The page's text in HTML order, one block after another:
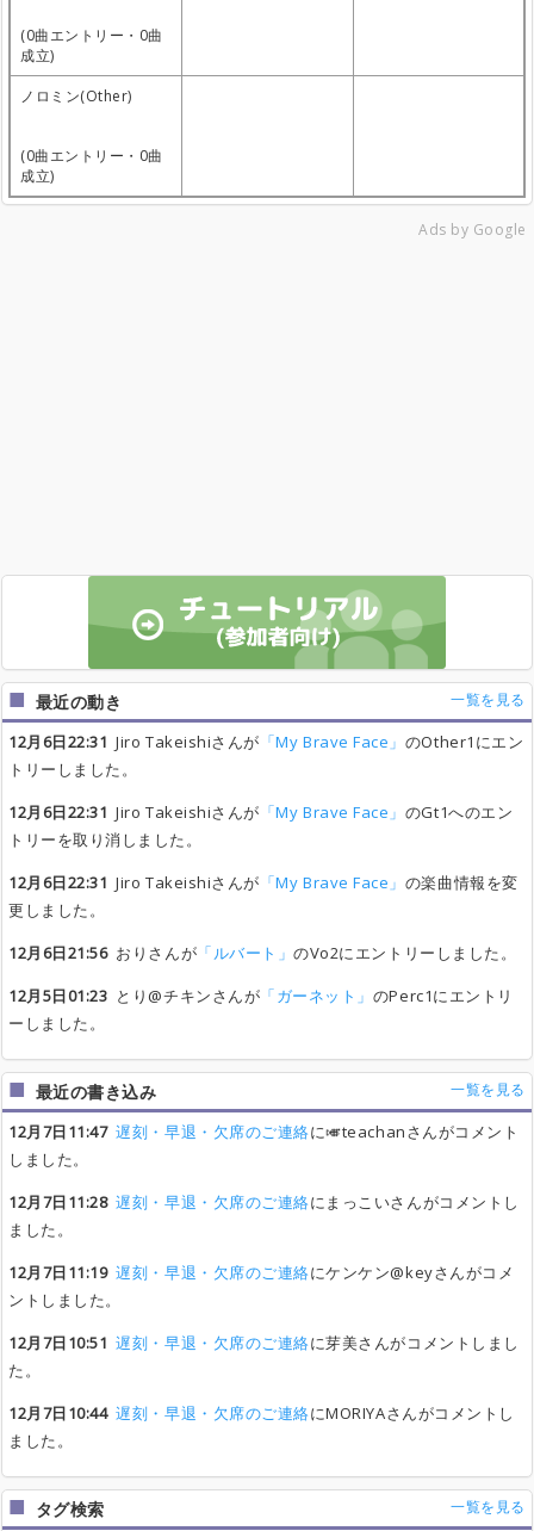
(0曲エントリー・0曲
成立)
ノロミン(Other)
(0曲エントリー・0曲
成立)
Ads by Google
最近の動き 一覧を見る
12月6日22:31 Jiro Takeishiさんが 「My Brave Face」 のOther1にエン
トリーしました。
12月6日22:31 Jiro Takeishiさんが 「My Brave Face」 のGt1へのエン
トリーを取り消しました。
12月6日22:31 Jiro Takeishiさんが 「My Brave Face」 の楽曲情報を変
更しました。
12月6日21:56おりさんが 「ルバート」のVo2にエントリーしました。
12月5日01:23 とり@チキンさんが 「ガーネット」 のPerc1にエントリ
ーしました。
最近の書き込み 一覧を見る
12月7日11:47 遅刻・早退・欠席のご連絡に🎺teachanさんがコメント
しました。
12月7日11:28 遅刻・早退・欠席のご連絡にまっこいさんがコメントし
ました。
12月7日11:19 遅刻・早退・欠席のご連絡にケンケン@keyさんがコメ
ントしました。
12月7日10:51 遅刻・早退・欠席のご連絡に芽美さんがコメントしまし
た。
12月7日10:44 遅刻・早退・欠席のご連絡にMORIYAさんがコメントし
ました。
タグ検索 一覧を見る